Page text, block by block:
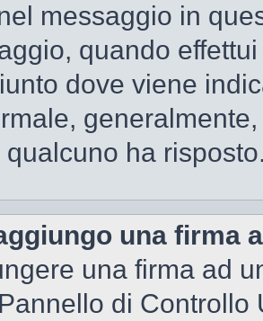
messaggio in
quando
dove viene
ha
una firma
una firma ad
di Controllo